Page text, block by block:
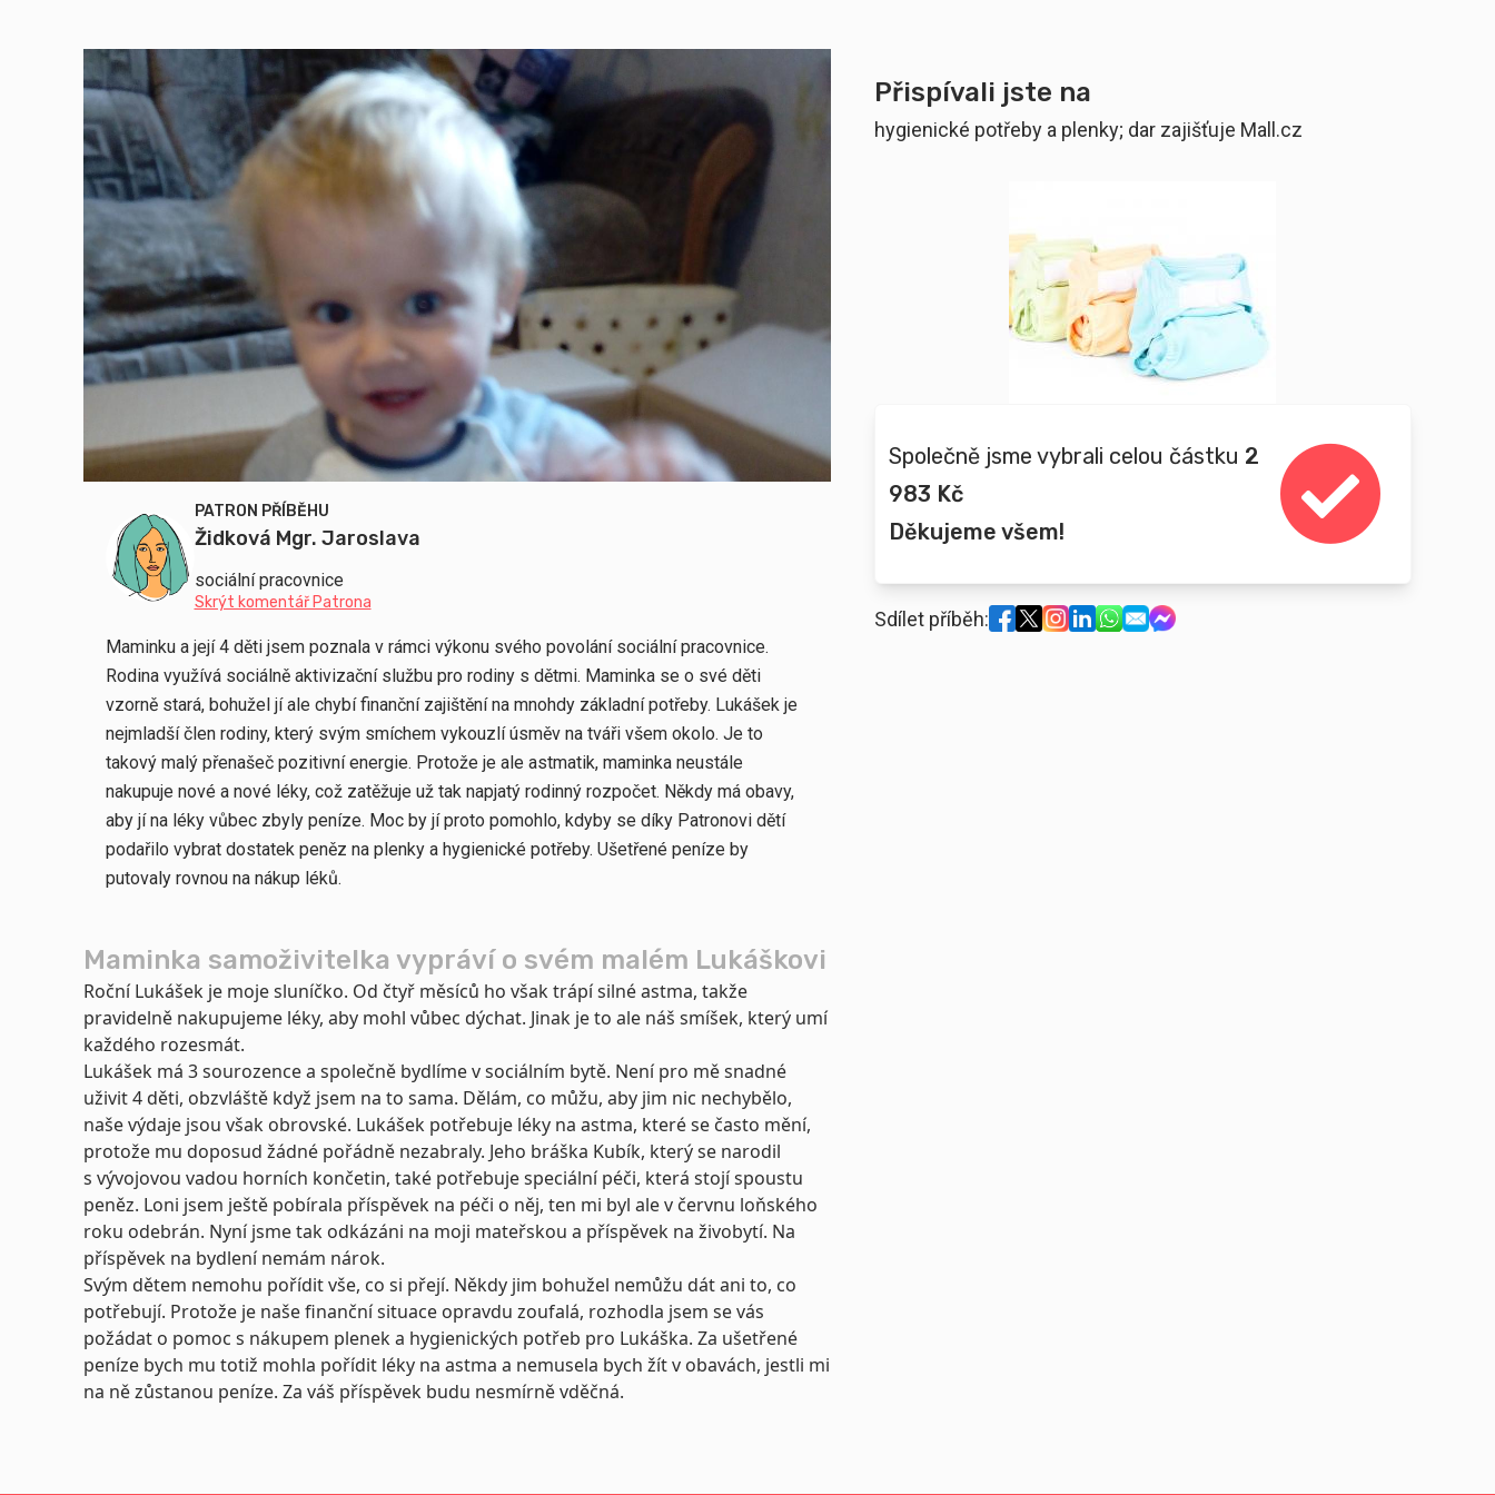
PATRON PŘÍBĚHU
Židková Mgr. Jaroslava
sociální pracovnice
Skrýt komentář Patrona
Maminku a její 4 děti jsem poznala v rámci výkonu svého povolání sociální pracovnice.
Rodina využívá sociálně aktivizační službu pro rodiny s dětmi. Maminka se o své děti
vzorně stará, bohužel jí ale chybí finanční zajištění na mnohdy základní potřeby. Lukášek je
nejmladší člen rodiny, který svým smíchem vykouzlí úsměv na tváři všem okolo. Je to
takový malý přenašeč pozitivní energie. Protože je ale astmatik, maminka neustále
nakupuje nové a nové léky, což zatěžuje už tak napjatý rodinný rozpočet. Někdy má obavy,
aby jí na léky vůbec zbyly peníze. Moc by jí proto pomohlo, kdyby se díky Patronovi dětí
podařilo vybrat dostatek peněz na plenky a hygienické potřeby. Ušetřené peníze by
putovaly rovnou na nákup léků.
Přispívali jste na
hygienické potřeby a plenky; dar zajišťuje Mall.cz
Společně jsme vybrali celou částku 2
983 Kč
Děkujeme všem!
Sdílet příběh:
Maminka samoživitelka vypráví o svém malém Lukáškovi
Roční Lukášek je moje sluníčko. Od čtyř měsíců ho však trápí silné astma, takže
pravidelně nakupujeme léky, aby mohl vůbec dýchat. Jinak je to ale náš smíšek, který umí
každého rozesmát.
Lukášek má 3 sourozence a společně bydlíme v sociálním bytě. Není pro mě snadné
uživit 4 děti, obzvláště když jsem na to sama. Dělám, co můžu, aby jim nic nechybělo,
naše výdaje jsou však obrovské. Lukášek potřebuje léky na astma, které se často mění,
protože mu doposud žádné pořádně nezabraly. Jeho bráška Kubík, který se narodil
s vývojovou vadou horních končetin, také potřebuje speciální péči, která stojí spoustu
peněz. Loni jsem ještě pobírala příspěvek na péči o něj, ten mi byl ale v červnu loňského
roku odebrán. Nyní jsme tak odkázáni na moji mateřskou a příspěvek na živobytí. Na
příspěvek na bydlení nemám nárok.
Svým dětem nemohu pořídit vše, co si přejí. Někdy jim bohužel nemůžu dát ani to, co
potřebují. Protože je naše finanční situace opravdu zoufalá, rozhodla jsem se vás
požádat o pomoc s nákupem plenek a hygienických potřeb pro Lukáška. Za ušetřené
peníze bych mu totiž mohla pořídit léky na astma a nemusela bych žít v obavách, jestli mi
na ně zůstanou peníze. Za váš příspěvek budu nesmírně vděčná.